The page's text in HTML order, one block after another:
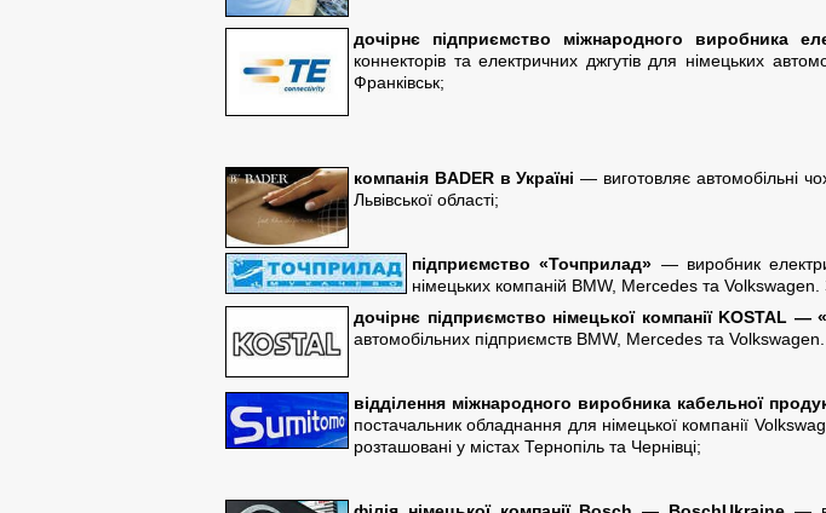
дочірнє підприємство міжнародного виробника
коннекторів та електричних джгутів для німецьких
Франківськ;
компанія BADER в Україні — виготовляє автомобільні
Львівської області;
підприємство «Точприлад» — виробник
німецьких компаній BMW, Mercedes та Volkswagen.
дочірнє підприємство німецької компанії KOSTAL —
автомобільних підприємств BMW, Mercedes та
відділення міжнародного виробника кабельної
постачальник обладнання для німецької компанії
розташовані у містах Тернопіль та Чернівці;